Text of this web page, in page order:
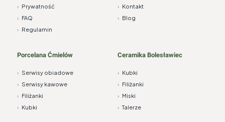
› Prywatność
› FAQ
› Regulamin
› Kontakt
› Blog
Porcelana Ćmielów
› Serwisy obiadowe
› Serwisy kawowe
› Filiżanki
› Kubki
Ceramika Bolesławiec
› Kubki
› Filiżanki
› Miski
› Talerze